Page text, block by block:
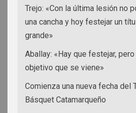
Trejo: «Con la última lesión no
una cancha y hoy festejar un
grande»
Aballay: «Hay que festejar,
objetivo que se viene»
Comienza una nueva fecha del
Básquet Catamarqueño